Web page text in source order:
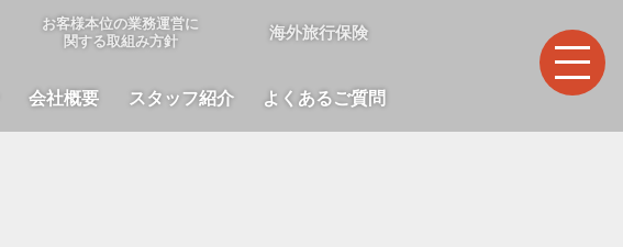
お客様本位の業務運営に
関する取組み方針
海外旅行保険
会社概要 スタッフ紹介 よくあるご質問